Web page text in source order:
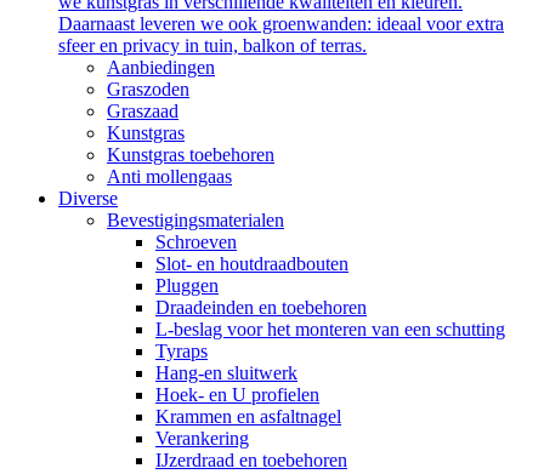
Daarnaast leveren we ook groenwanden: ideaal voor extra
sfeer en privacy in tuin, balkon of terras.
Aanbiedingen
Graszoden
Graszaad
Kunstgras
Kunstgras toebehoren
Anti mollengaas
Diverse
Bevestigingsmaterialen
Schroeven
Slot- en houtdraadbouten
Pluggen
Draadeinden en toebehoren
L-beslag voor het monteren van een schutting
Tyraps
Hang-en sluitwerk
Hoek- en U profielen
Krammen en asfaltnagel
Verankering
IJzerdraad en toebehoren